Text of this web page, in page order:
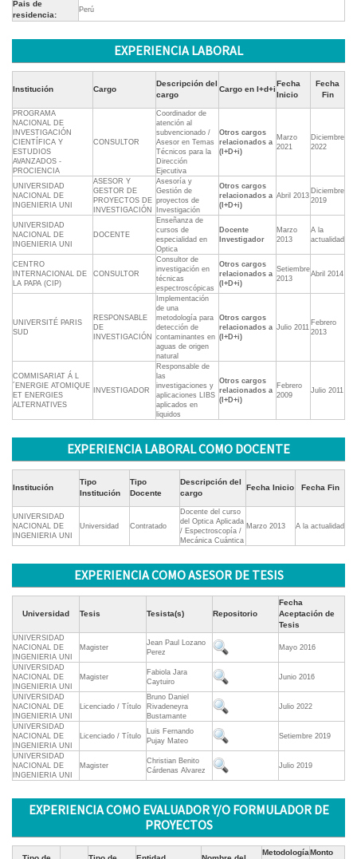
Pais de
residencia:
Perú
EXPERIENCIA LABORAL
Institución Cargo
Descripción del
cargo
Cargo en I+d+i
Fecha
Inicio
Fecha
Fin
PROGRAMA
NACIONAL DE
INVESTIGACIÓN
CIENTÍFICA Y
ESTUDIOS
AVANZADOS -
PROCIENCIA
CONSULTOR
Coordinador de
atención al
subvencionado /
Asesor en Temas
Técnicos para la
Dirección
Ejecutiva
Otros cargos
relacionados a
(I+D+i)
Marzo
2021
Diciembre
2022
UNIVERSIDAD
NACIONAL DE
INGENIERIA UNI
ASESOR Y
GESTOR DE
PROYECTOS DE
INVESTIGACIÓN
Asesoría y
Gestión de
proyectos de
Investigación
Otros cargos
relacionados a
(I+D+i)
Abril 2013
Diciembre
2019
UNIVERSIDAD
NACIONAL DE
INGENIERIA UNI
DOCENTE
Enseñanza de
cursos de
especialidad en
Optica
Docente
Investigador
Marzo
2013
A la
actualidad
CENTRO
INTERNACIONAL DE
LA PAPA (CIP)
CONSULTOR
Consultor de
investigación en
técnicas
espectroscópicas
Otros cargos
relacionados a
(I+D+i)
Setiembre
2013
Abril 2014
UNIVERSITÉ PARIS
SUD
RESPONSABLE
DE
INVESTIGACIÓN
Implementación
de una
metodología para
detección de
contaminantes en
aguas de origen
natural
Otros cargos
relacionados a
(I+D+i)
Julio 2011
Febrero
2013
COMMISARIAT Á L
´ENERGIE ATOMIQUE
ET ENERGIES
ALTERNATIVES
INVESTIGADOR
Responsable de
las
investigaciones y
aplicaciones LIBS
aplicados en
liquidos
Otros cargos
relacionados a
(I+D+i)
Febrero
2009
Julio 2011
EXPERIENCIA LABORAL COMO DOCENTE
Institución
Tipo
Institución
Tipo
Docente
Descripción del
cargo
Fecha Inicio Fecha Fin
UNIVERSIDAD
NACIONAL DE
INGENIERIA UNI
Universidad Contratado
Docente del curso
del Optica Aplicada
/ Espectroscopía /
Mecánica Cuántica
Marzo 2013 A la actualidad
EXPERIENCIA COMO ASESOR DE TESIS
Universidad Tesis Tesista(s) Repositorio
Fecha
Aceptación de
Tesis
UNIVERSIDAD
NACIONAL DE
INGENIERIA UNI
Magister
Jean Paul Lozano
Perez
Mayo 2016
UNIVERSIDAD
NACIONAL DE
INGENIERIA UNI
Magister
Fabiola Jara
Caytuiro
Junio 2016
UNIVERSIDAD
NACIONAL DE
INGENIERIA UNI
Licenciado / Título
Bruno Daniel
Rivadeneyra
Bustamante
Julio 2022
UNIVERSIDAD
NACIONAL DE
INGENIERIA UNI
Licenciado / Título
Luis Fernando
Pujay Mateo
Setiembre 2019
UNIVERSIDAD
NACIONAL DE
INGENIERIA UNI
Magister
Christian Benito
Cárdenas Alvarez
Julio 2019
EXPERIENCIA COMO EVALUADOR Y/O FORMULADOR DE
PROYECTOS
MetodologíaMonto